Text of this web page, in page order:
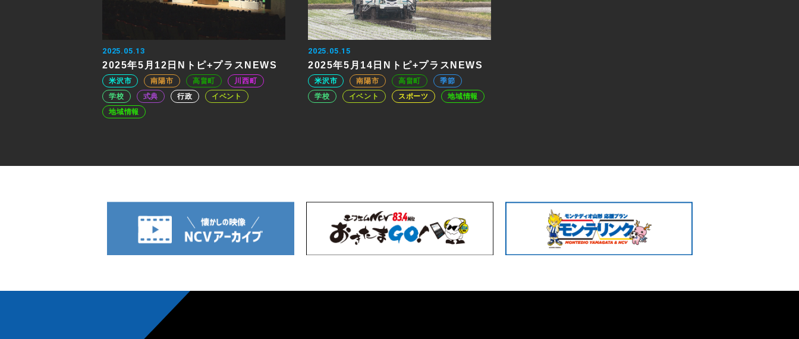
2025.05.13
2025年5月12日Nトピ+プラスNEWS
米沢市 南陽市 高畠町
川西町
学校
式典 行政
イベント
地域情報
2025.05.15
2025年5月14日Nトピ+プラスNEWS
米沢市 南陽市 高畠町
季節
学校
イベント スポーツ 地域情報